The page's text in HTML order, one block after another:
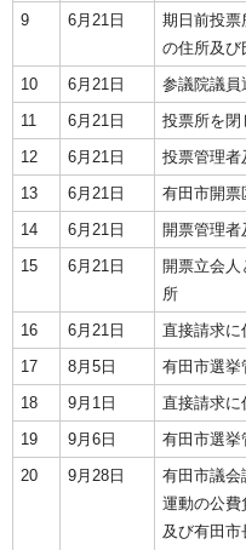
9
6月21日
期日前投票
の住所及び
10
6月21日
参議院議員
11
6月21日
投票所を閉
12
6月21日
投票管理者
13
6月21日
有田市開票
14
6月21日
開票管理者
15
6月21日
開票立会
所
16
6月21日
直接請求に
17
8月5日
有田市選挙
18
9月1日
直接請求に
19
9月6日
有田市選挙
20
9月28日
有田市議会
運動の公費
及び有田